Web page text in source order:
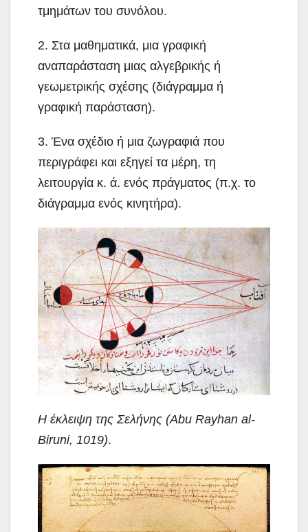
τμημάτων του συνόλου.
2. Στα μαθηματικά, μια γραφική
αναπαράσταση μιας αλγεβρικής ή
γεωμετρικής σχέσης (διάγραμμα ή
γραφική παράσταση).
3. Ένα σχέδιο ή μια ζωγραφιά που
περιγράφει και εξηγεί τα μέρη, τη
λειτουργία κ. ά. ενός πράγματος (π.χ. το
διάγραμμα ενός κινητήρα).
Η έκλειψη της Σελήνης (Abu Rayhan al-
Biruni, 1019).